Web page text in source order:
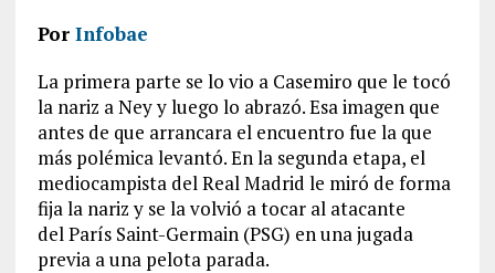
Por Infobae
La primera parte se lo vio a Casemiro que le tocó
la nariz a Ney y luego lo abrazó. Esa imagen que
antes de que arrancara el encuentro fue la que
más polémica levantó. En la segunda etapa, el
mediocampista del Real Madrid le miró de forma
fija la nariz y se la volvió a tocar al atacante
del París Saint-Germain (PSG) en una jugada
previa a una pelota parada.